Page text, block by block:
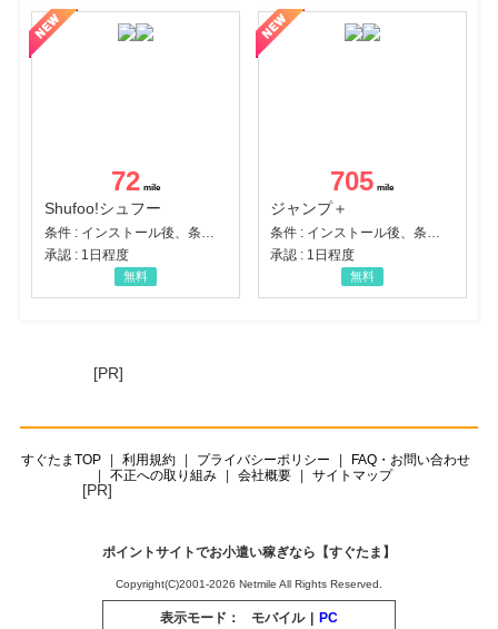
72
Shufoo!シュフー
承認 : 1日程度
無料
705
ジャンプ＋
承認 : 1日程度
無料
[PR]
すぐたまTOP 利用規約 プライバシーポリシー
FAQ・お問い合わせ
不正への取り組み
会社概要 サイトマップ
[PR]
ポイントサイトでお小遣い稼ぎなら【すぐたま】
Copyright(C)2001-2026 Netmile All Rights Reserved.
表示モード： モバイル | PC